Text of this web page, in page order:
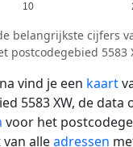
10
belangrijkste cijfers
postcodegebied 5583
vind je een kaart
5583 XW, de data
voor het
alleadressen